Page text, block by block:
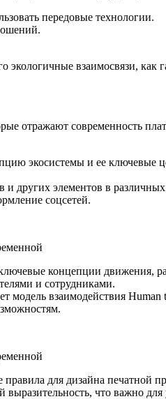
передовые технологии.
экологичные взаимосвязи,
отражают современность
экосистемы и ее ключевые
других элементов в
соцсетей.
концепции движения,
и сотрудниками.
модель взаимодействия
для дизайна
что важно